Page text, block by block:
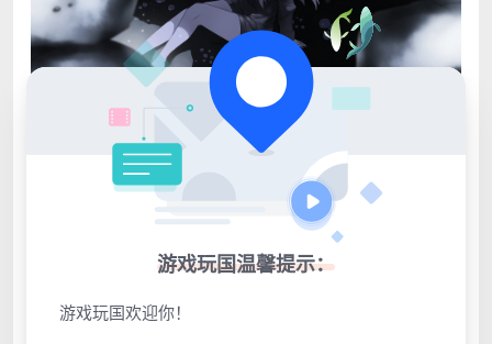
点击展开预览更多游戏图片
游戏玩国温馨提示：
游戏玩国欢迎你！